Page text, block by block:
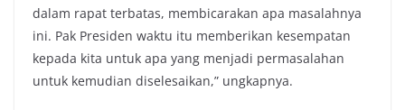
dalam rapat terbatas, membicarakan apa masalahnya
ini. Pak Presiden waktu itu memberikan kesempatan
kepada kita untuk apa yang menjadi permasalahan
untuk kemudian diselesaikan,” ungkapnya.